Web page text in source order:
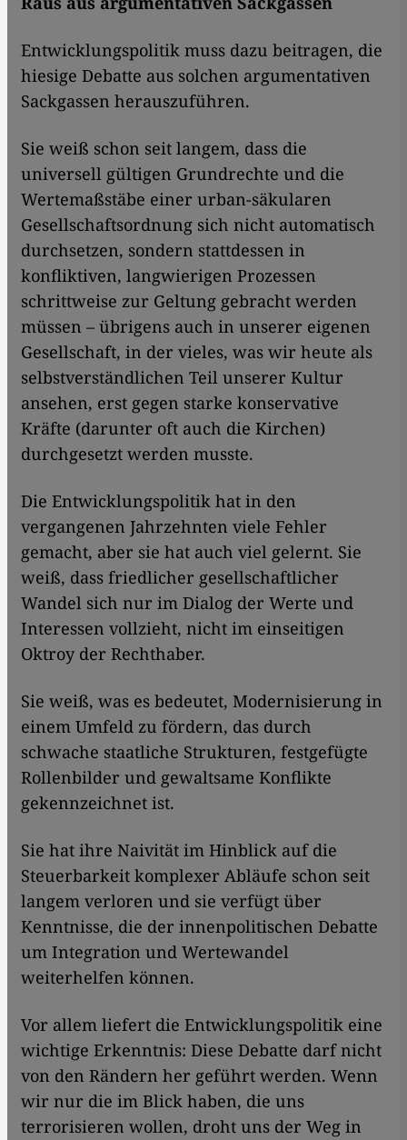
Entwicklungspolitik muss dazu beitragen, die
hiesige Debatte aus solchen argumentativen
Sackgassen herauszuführen.
Sie weiß schon seit langem, dass die
universell gültigen Grundrechte und die
Wertemaßstäbe einer urban-säkularen
Gesellschaftsordnung sich nicht automatisch
durchsetzen, sondern stattdessen in
konfliktiven, langwierigen Prozessen
schrittweise zur Geltung gebracht werden
müssen – übrigens auch in unserer eigenen
Gesellschaft, in der vieles, was wir heute als
selbstverständlichen Teil unserer Kultur
ansehen, erst gegen starke konservative
Kräfte (darunter oft auch die Kirchen)
durchgesetzt werden musste.
Die Entwicklungspolitik hat in den
vergangenen Jahrzehnten viele Fehler
gemacht, aber sie hat auch viel gelernt. Sie
weiß, dass friedlicher gesellschaftlicher
Wandel sich nur im Dialog der Werte und
Interessen vollzieht, nicht im einseitigen
Oktroy der Rechthaber.
Sie weiß, was es bedeutet, Modernisierung in
einem Umfeld zu fördern, das durch
schwache staatliche Strukturen, festgefügte
Rollenbilder und gewaltsame Konflikte
gekennzeichnet ist.
Sie hat ihre Naivität im Hinblick auf die
Steuerbarkeit komplexer Abläufe schon seit
langem verloren und sie verfügt über
Kenntnisse, die der innenpolitischen Debatte
um Integration und Wertewandel
weiterhelfen können.
Vor allem liefert die Entwicklungspolitik eine
wichtige Erkenntnis: Diese Debatte darf nicht
von den Rändern her geführt werden. Wenn
wir nur die im Blick haben, die uns
terrorisieren wollen, droht uns der Weg in